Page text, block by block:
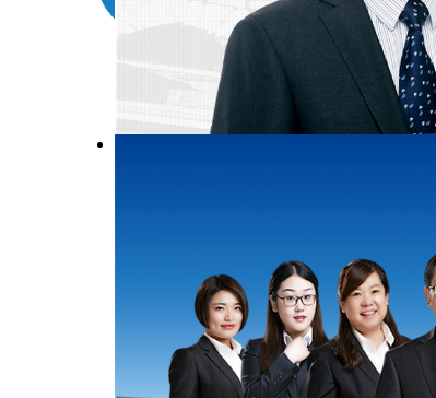
设立防火墙，可使政府防范履
建立法治政府，建设和谐社会。